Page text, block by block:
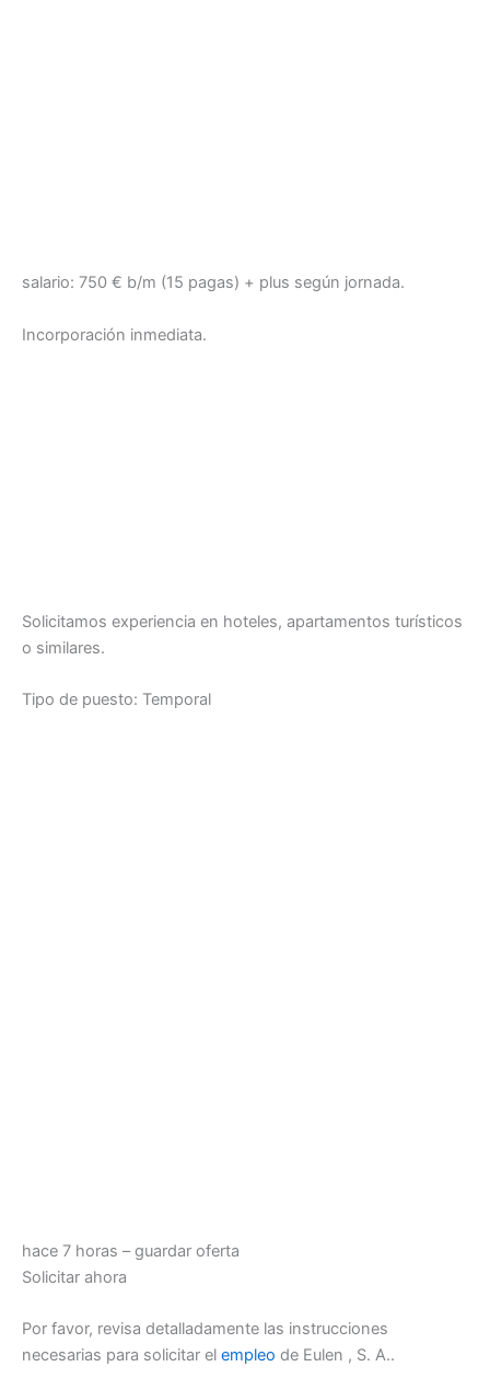
salario: 750 € b/m (15 pagas) + plus según jornada.
Incorporación inmediata.
Solicitamos experiencia en hoteles, apartamentos turísticos
o similares.
Tipo de puesto: Temporal
hace 7 horas – guardar oferta
Solicitar ahora
Por favor, revisa detalladamente las instrucciones
necesarias para solicitar el empleo de Eulen , S. A..